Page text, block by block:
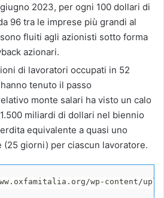
2023, per ogni 100 dollari di
96 tra le imprese più grandi al
fluiti agli azionisti sotto forma
azionari.
di lavoratori occupati in 52
tenuto il passo
monte salari ha visto un calo
miliardi di dollari nel biennio
equivalente a quasi uno
(25 giorni) per ciascun lavoratore.
wp-content/